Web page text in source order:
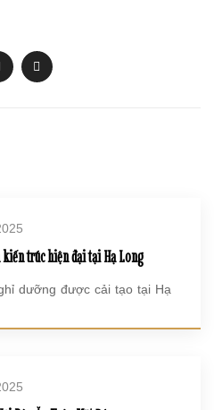
trúc hiện đại tại Hạ Long
dưỡng được cải tạo tại Hạ